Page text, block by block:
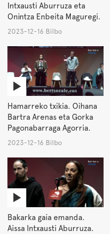
Intxausti Aburruza eta
Onintza Enbeita Maguregi.
2023-12-16 Bilbo
Hamarreko txikia. Oihana
Bartra Arenas eta Gorka
Pagonabarraga Agorria.
2023-12-16 Bilbo
Bakarka gaia emanda.
Aissa Intxausti Aburruza.